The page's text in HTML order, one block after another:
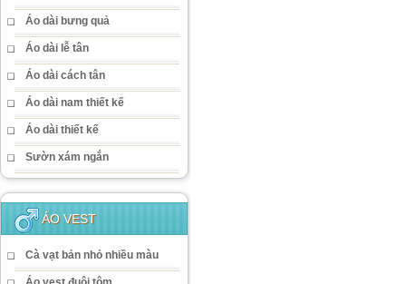
Áo dài bưng quả
Áo dài lễ tân
Áo dài cách tân
Áo dài nam thiết kế
Áo dài thiết kế
Sườn xám ngắn
ÁO VEST
Cà vạt bản nhỏ nhiều màu